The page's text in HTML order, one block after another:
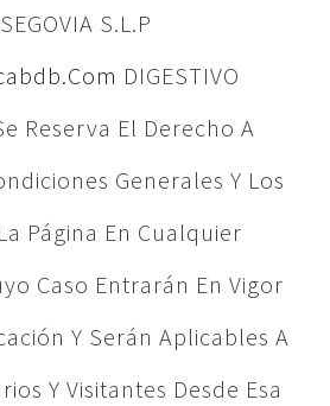
S.L.P
DIGESTIVO
Reserva El Derecho A
Generales Y Los
Página En Cualquier
Caso Entrarán En Vigor
Y Serán Aplicables A
Y Visitantes Desde Esa